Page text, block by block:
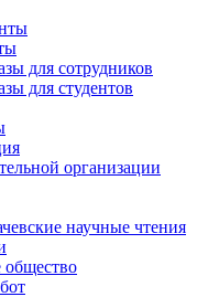
для сотрудников
для студентов
организации
научные чтения
общество